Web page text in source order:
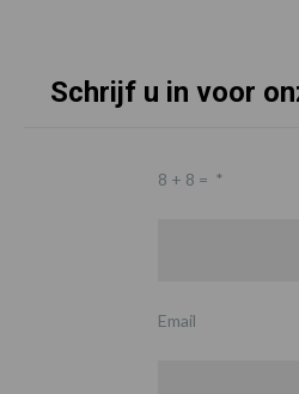
Schrijf u in voor
8 + 8 = *
Email